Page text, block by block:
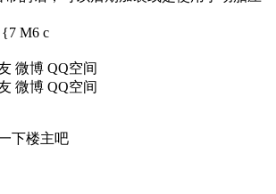
M6 c
微博 QQ空间
微博 QQ空间
下楼主吧